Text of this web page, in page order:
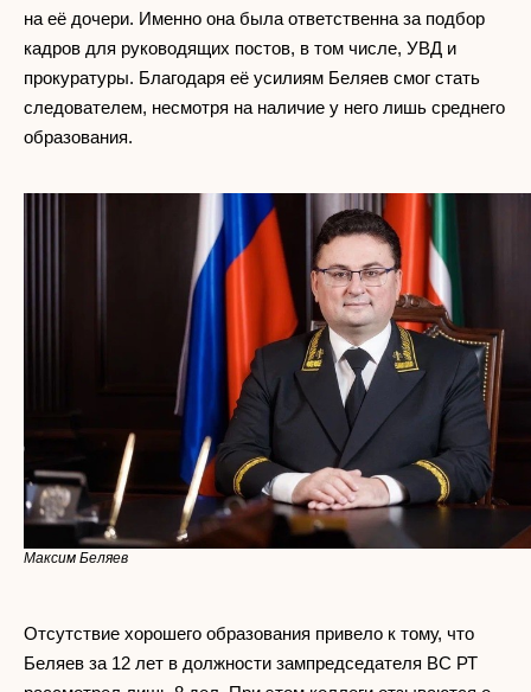
на её дочери. Именно она была ответственна за подбор
кадров для руководящих постов, в том числе, УВД и
прокуратуры. Благодаря её усилиям Беляев смог стать
следователем, несмотря на наличие у него лишь среднего
образования.
Максим Беляев
Отсутствие хорошего образования привело к тому, что
Беляев за 12 лет в должности зампредседателя ВС РТ